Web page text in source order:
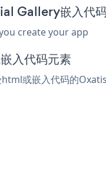
Gallery嵌入代
create your app
入代码元素
或嵌入代码的